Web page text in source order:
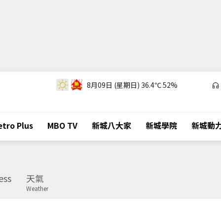
8月09日 (星期日) 36.4℃52%
Plus MBO TV 新城八大家 新城學院 新城動
天氣
Weather